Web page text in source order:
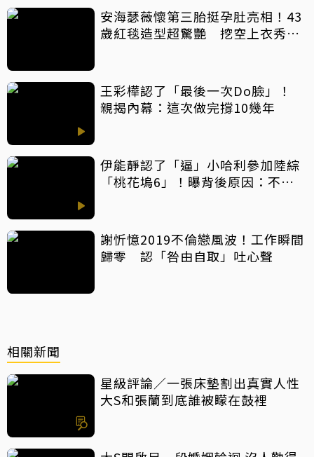
安海瑟薇懷第三胎挺孕肚亮相！43
歲紅毯造型超驚艷 挖空上衣秀孕
王彩樺認了「最後一次Do臉」！
親揭內幕：這次做完撐10幾年
伊能靜認了「逼」小哈利參加陸綜
「桃花塢6」！曝背後原因：不希
謝忻憶2019不倫戀風波！工作瞬間
歸零 認「咎由自取」吐心聲
相關新聞
星級評論／一張床墊割出真實人性
大S和張蘭到底誰被矇在鼓裡